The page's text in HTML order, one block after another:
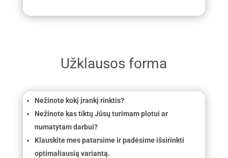
Užklausos forma
Nežinote kokį įrankį rinktis?
Nežinote kas tiktų Jūsų turimam plotui ar
numatytam darbui?
Klauskite mes patarsime ir padėsime išsirinkti
optimaliausią variantą.